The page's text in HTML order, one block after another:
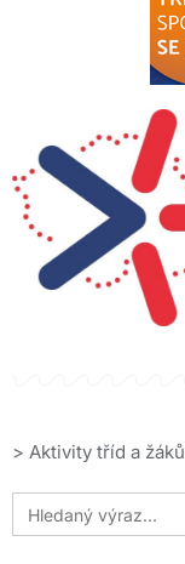
> Aktivity tříd a žáků
Search
for: